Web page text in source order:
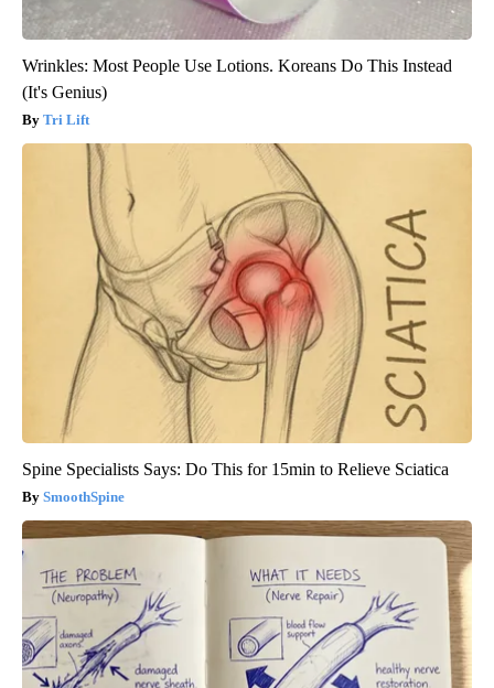
Wrinkles: Most People Use Lotions. Koreans Do This Instead
(It's Genius)
Tri Lift
Spine Specialists Says: Do This for 15min to Relieve Sciatica
SmoothSpine